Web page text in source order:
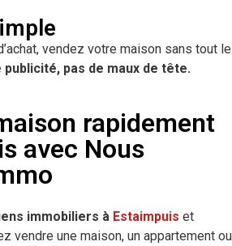
vendez votre maison sans tout le
publicité, pas de maux de tête.
rapidement
avec Nous
immobiliers à Estaimpuis et
vendre une maison, un appartement ou